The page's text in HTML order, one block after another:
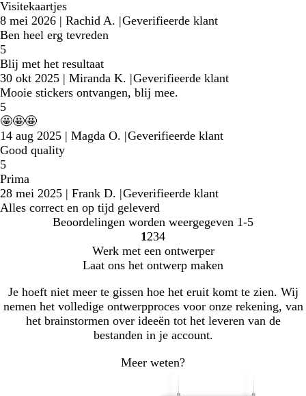
Visitekaartjes
8 mei 2026 | Rachid A. |Geverifieerde klant
Ben heel erg tevreden
5
Blij met het resultaat
30 okt 2025 | Miranda K. |Geverifieerde klant
Mooie stickers ontvangen, blij mee.
5
🤩🤩🤩
14 aug 2025 | Magda O. |Geverifieerde klant
Good quality
5
Prima
28 mei 2025 | Frank D. |Geverifieerde klant
Alles correct en op tijd geleverd
Beoordelingen worden weergegeven 1-5
Naar
pagina
1 Naar
pagina
2 Naar
pagina
3Naar
pagina
4
Werk met een ontwerper
Laat ons het ontwerp maken
Je hoeft niet meer te gissen hoe het eruit komt te zien. Wij
nemen het volledige ontwerpproces voor onze rekening, van
het brainstormen over ideeën tot het leveren van de
bestanden in je account.
Meer weten?